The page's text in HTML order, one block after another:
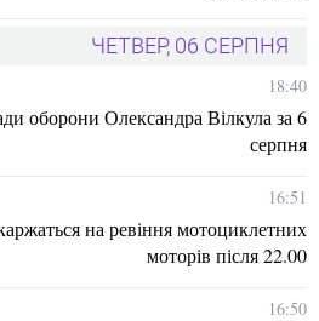
ЧЕТВЕР, 06 СЕРПНЯ
18:40
оборони Олександра Вілкула за 6
серпня
16:51
на ревіння мотоциклетних
моторів після 22.00
16:50